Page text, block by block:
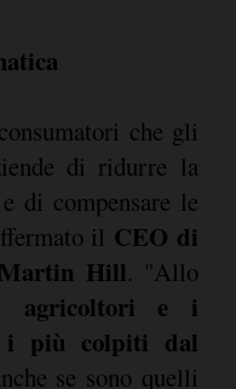
che gli
di ridurre la
di compensare le
il CEO di
Hill. "Allo
agricoltori e i
i più colpiti dal
se sono quelli